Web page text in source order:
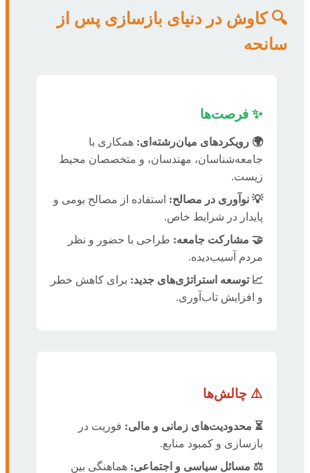
🔍 کاوش در دنیای بازسازی پس از
سانحه
✨ فرصت‌ها
🌍 رویکردهای میان‌رشته‌ای: همکاری با
جامعه‌شناسان، مهندسان، و متخصصان محیط
زیست.
💡 نوآوری در مصالح: استفاده از مصالح بومی و
پایدار در شرایط خاص.
🤝 مشارکت جامعه: طراحی با حضور و نظر
مردم آسیب‌دیده.
📈 توسعه استراتژی‌های جدید: برای کاهش خطر
و افزایش تاب‌آوری.
⚠️ چالش‌ها
⏳ محدودیت‌های زمانی و مالی: فوریت در
بازسازی و کمبود منابع.
⚖️ مسائل سیاسی و اجتماعی: هماهنگی بین